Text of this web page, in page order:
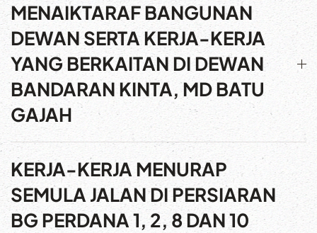
MENAIKTARAF BANGUNAN
DEWAN SERTA KERJA-KERJA
YANG BERKAITAN DI DEWAN
BANDARAN KINTA, MD BATU
GAJAH
KERJA-KERJA MENURAP
SEMULA JALAN DI PERSIARAN
BG PERDANA 1, 2, 8 DAN 10